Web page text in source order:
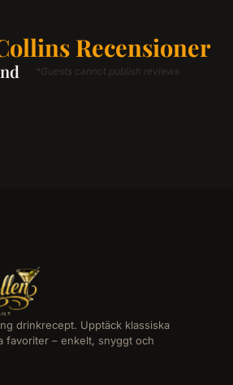
Recensioner
*Guests cannot publish reviews
drinkrecept. Upptäck klassiska
favoriter – enkelt, snyggt och